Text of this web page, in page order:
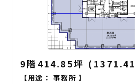
9階414.85坪 ( 1371.41
【用途：事務所 】